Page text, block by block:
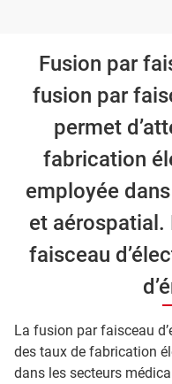
Fusion par
fusion par
permet
fabrication
employée
et aérospatial.
faisceau
La fusion par faisceau
des taux de fabrication
dans les secteurs